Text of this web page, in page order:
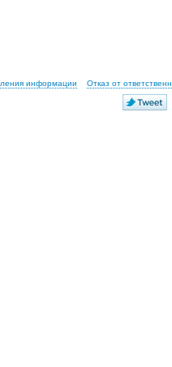
информации Отказ от